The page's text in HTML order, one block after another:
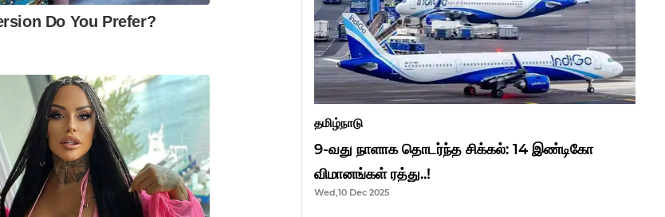
தமிழ்நாடு
9-வது நாளாக தொடர்ந்த சிக்கல்: 14 இண்டிகோ
விமானங்கள் ரத்து..!
Wed,10 Dec 2025